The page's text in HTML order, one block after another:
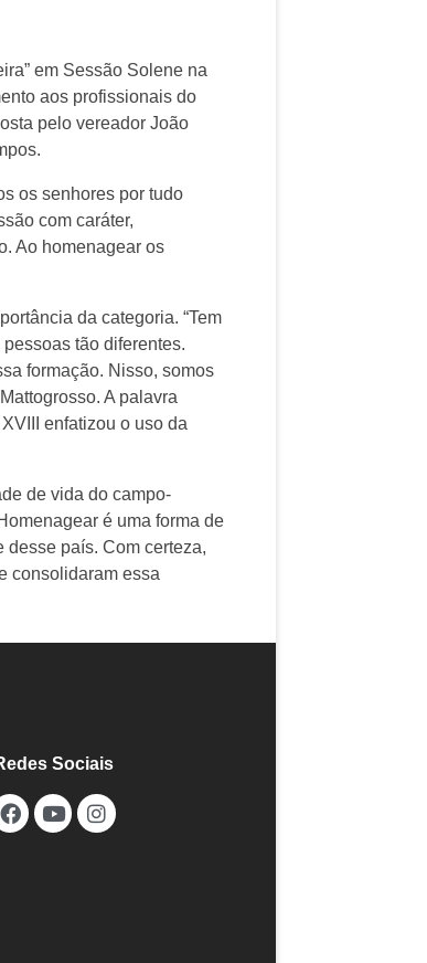
em Sessão Solene na
aos profissionais do
pelo vereador João
os senhores por tudo
com caráter,
Ao homenagear os
da categoria. “Tem
tão diferentes.
formação. Nisso, somos
A palavra
enfatizou o uso da
de vida do campo-
é uma forma de
desse país. Com certeza,
consolidaram essa
Sociais